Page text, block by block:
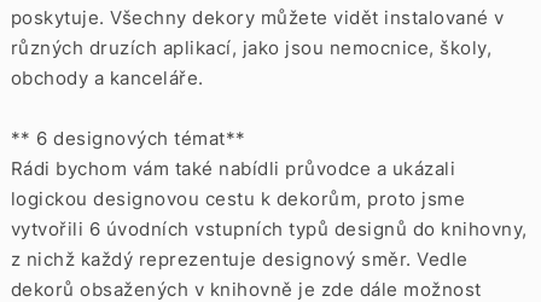
poskytuje. Všechny dekory můžete vidět instalované v
různých druzích aplikací, jako jsou nemocnice, školy,
obchody a kanceláře.
** 6 designových témat**
Rádi bychom vám také nabídli průvodce a ukázali
logickou designovou cestu k dekorům, proto jsme
vytvořili 6 úvodních vstupních typů designů do knihovny,
z nichž každý reprezentuje designový směr. Vedle
dekorů obsažených v knihovně je zde dále možnost